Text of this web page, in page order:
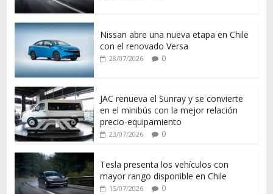
Nissan abre una nueva etapa en Chile
con el renovado Versa
28/07/2026 0
JAC renueva el Sunray y se convierte
en el minibús con la mejor relación
precio-equipamiento
23/07/2026 0
Tesla presenta los vehículos con
mayor rango disponible en Chile
15/07/2026 0